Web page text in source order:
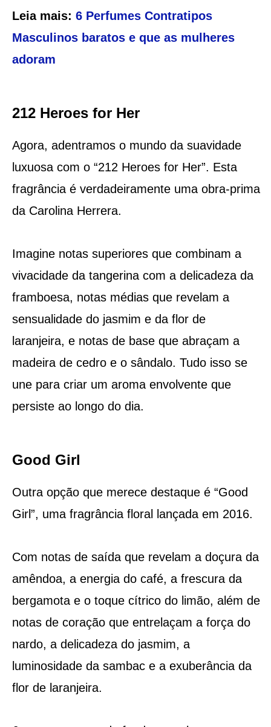
Leia mais: 6 Perfumes Contratipos
Masculinos baratos e que as mulheres
adoram
212 Heroes for Her
Agora, adentramos o mundo da suavidade
luxuosa com o “212 Heroes for Her”. Esta
fragrância é verdadeiramente uma obra-prima
da Carolina Herrera.
Imagine notas superiores que combinam a
vivacidade da tangerina com a delicadeza da
framboesa, notas médias que revelam a
sensualidade do jasmim e da flor de
laranjeira, e notas de base que abraçam a
madeira de cedro e o sândalo. Tudo isso se
une para criar um aroma envolvente que
persiste ao longo do dia.
Good Girl
Outra opção que merece destaque é “Good
Girl”, uma fragrância floral lançada em 2016.
Com notas de saída que revelam a doçura da
amêndoa, a energia do café, a frescura da
bergamota e o toque cítrico do limão, além de
notas de coração que entrelaçam a força do
nardo, a delicadeza do jasmim, a
luminosidade da sambac e a exuberância da
flor de laranjeira.